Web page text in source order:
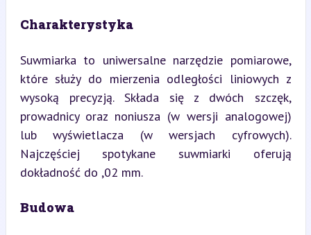
Charakterystyka
Suwmiarka to uniwersalne narzędzie pomiarowe,
które służy do mierzenia odległości liniowych z
wysoką precyzją. Składa się z dwóch szczęk,
prowadnicy oraz noniusza (w wersji analogowej)
lub wyświetlacza (w wersjach cyfrowych).
Najczęściej spotykane suwmiarki oferują
dokładność do ,02 mm.
Budowa